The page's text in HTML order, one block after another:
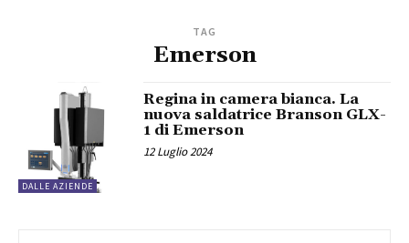
TAG
Emerson
DALLE AZIENDE
Regina in camera bianca. La
nuova saldatrice Branson GLX-
1 di Emerson
12 Luglio 2024